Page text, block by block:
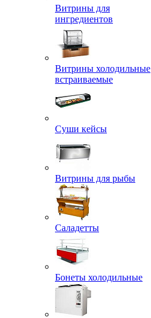
Витрины для
ингредиентов
Витрины холодильные
встраиваемые
Суши кейсы
Витрины для рыбы
Саладетты
Бонеты холодильные